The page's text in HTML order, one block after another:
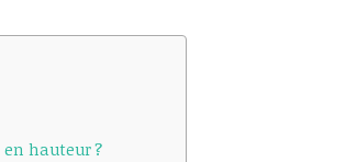
hauteur ?